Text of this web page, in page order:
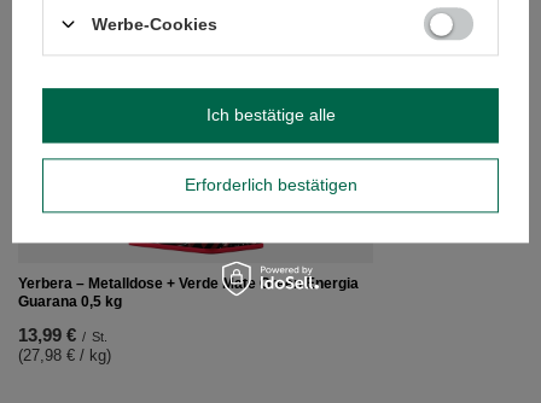
Yerbera – Metalldose + Verde Mate Green Energia
Guarana 0,5 kg
13,99 € / St.
(27,98 € / kg)
Yerbera –
13,99 €
Werbe-Cookies
Erforderlich bestätigen
Ich bestätige alle